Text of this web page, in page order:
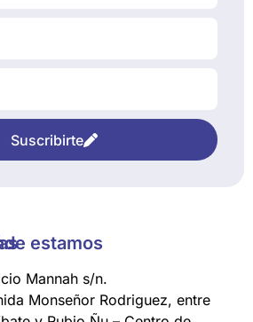
Suscribirte
estamos
Mannah s/n.
Monseñor Rodriguez, entre